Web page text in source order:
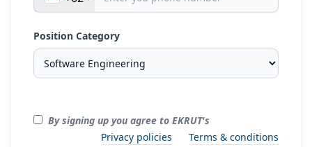
Position Category
By signing up you agree to EKRUT's
Privacy policies
Terms & conditions